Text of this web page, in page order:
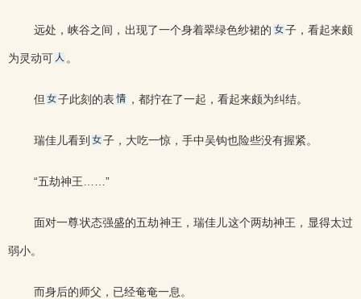
远处，峡谷之间，出现了一个身着翠绿色纱裙的 子，看起来颇
为灵动可 。
但 子此刻的表 ，都拧在了一起，看起来颇为纠结。
瑞佳儿看到 子，大吃一惊，手中吴钩也险些没有握紧。
“五劫神王……”
面对一尊状态强盛的五劫神王，瑞佳儿这个两劫神王，显得太过
弱小。
而身后的师父，已经奄奄一息。